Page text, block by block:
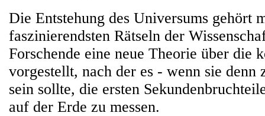
Die Entstehung des Universums gehört
faszinierendsten Rätseln der
Forschende eine neue Theorie über die
vorgestellt, nach der es - wenn sie
sein sollte, die ersten
auf der Erde zu messen.